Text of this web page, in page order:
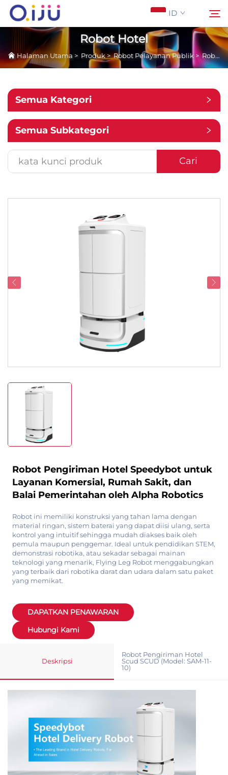
ID
Halaman Utama
Tentang Kami
Produk
Aplikasi
Hubungi Kami
Robot Hotel
Halaman Utama > Produk>Robot Pelayanan Publik >Robot Hotel
Semua Kategori
Semua Subkategori
Cari
Robot Pengiriman Hotel Speedybot untuk
Layanan Komersial, Rumah Sakit, dan
Balai Pemerintahan oleh Alpha Robotics
Robot ini memiliki konstruksi yang tahan lama dengan
material ringan, sistem baterai yang dapat diisi ulang, serta
kontrol yang intuitif sehingga mudah diakses baik oleh
pemula maupun penggemar. Ideal untuk pendidikan STEM,
demonstrasi robotika, atau sekadar sebagai mainan
teknologi yang menarik, Flying Leg Robot menggabungkan
yang terbaik dari robotika darat dan udara dalam satu paket
yang memikat.
DAPATKAN PENAWARAN
Hubungi Kami
Deskripsi
Robot Pengiriman Hotel
Scud SCUD (Model: SAM-11-
10)